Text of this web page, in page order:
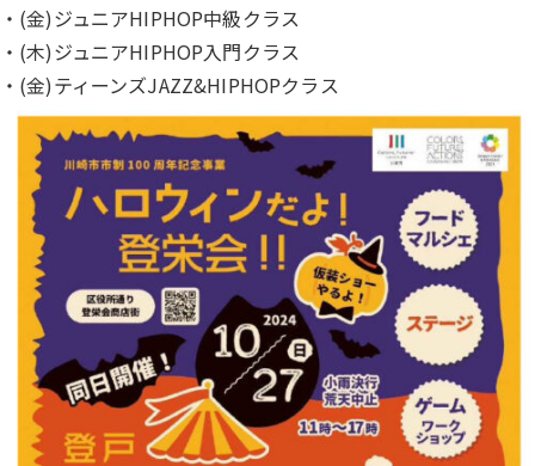
・(金)ジュニアHIPHOP中級クラス
・(木)ジュニアHIPHOP入門クラス
・(金)ティーンズJAZZ&HIPHOPクラス